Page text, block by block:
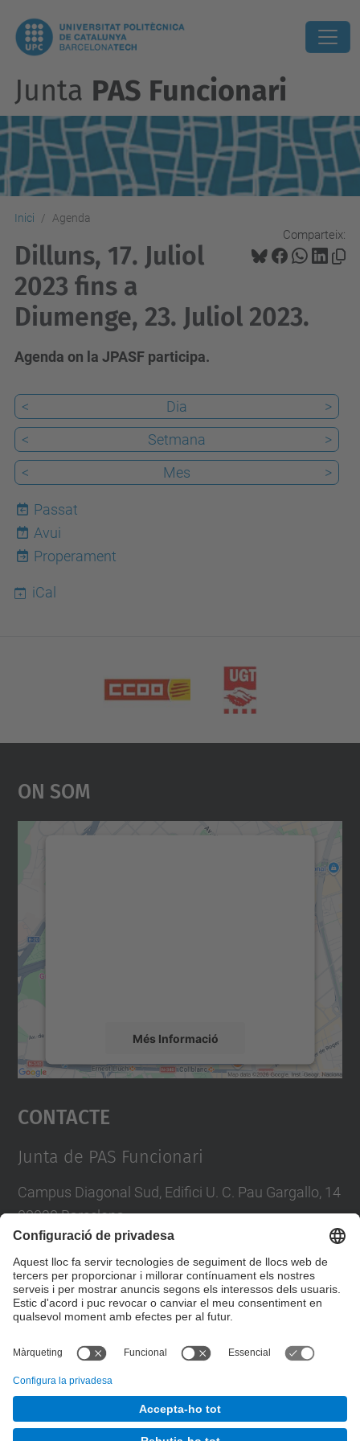
Junta PAS Funcionari
Inici Agenda
Comparteix:
Dilluns, 17. Juliol
2023 fins a
Diumenge, 23. Juliol 2023.
Agenda on la JPASF participa.
< Dia
>
<
Setmana
>
<
Mes >
Passat
7
Avui
Properament
iCal
On Som
Més Informació
Accepta
powered by
Contacte
Junta de PAS Funcionari
Campus Diagonal Sud, Edifici U. C. Pau Gargallo, 14
08028 Barcelona
E-mail :junta.pasf@upc.edu
Formulari de contacte
Junta PAS Funcionari